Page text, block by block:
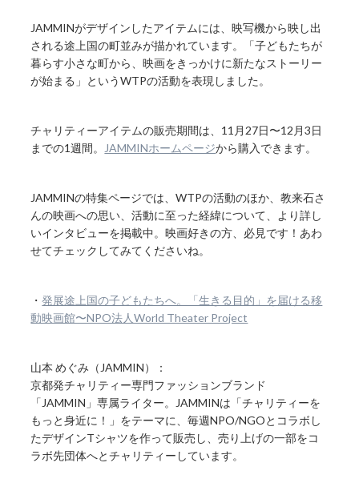
JAMMINがデザインしたアイテムには、映写機から映し出
される途上国の町並みが描かれています。「子どもたちが
暮らす小さな町から、映画をきっかけに新たなストーリー
が始まる」というWTPの活動を表現しました。
チャリティーアイテムの販売期間は、11月27日〜12月3日
までの1週間。
JAMMINホームページから購入できます。
JAMMINの特集ページでは、WTPの活動のほか、教来石さ
んの映画への思い、活動に至った経緯について、より詳し
いインタビューを掲載中。映画好きの方、必見です！あわ
せてチェックしてみてくださいね。
・発展途上国の子どもたちへ。「生きる目的」を届ける移
動映画館〜NPO法人World Theater Project
山本 めぐみ（JAMMIN）：
京都発チャリティー専門ファッションブランド
「JAMMIN」専属ライター。JAMMINは「チャリティーを
もっと身近に！」をテーマに、毎週NPO/NGOとコラボし
たデザインTシャツを作って販売し、売り上げの一部をコ
ラボ先団体へとチャリティーしています。